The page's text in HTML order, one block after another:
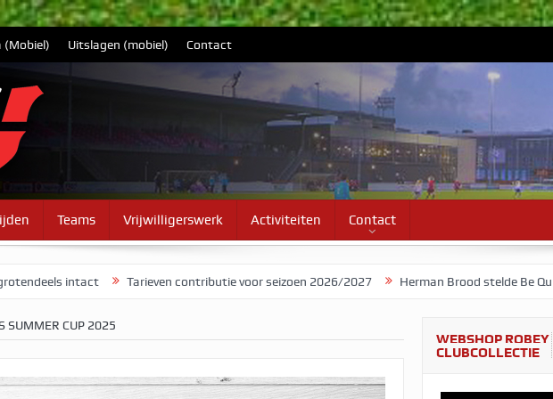
(Mobiel) Uitslagen (mobiel) Contact
Teams Vrijwilligerswerk Activiteiten Contact
Tarieven contributie voor seizoen 2026/2027 Herman Brood stelde Be Quick voor als
SUMMER CUP 2025
WEBSHOP ROBEY
CLUBCOLLECTIE